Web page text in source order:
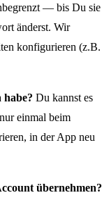
— bis Du sie
änderst. Wir
konfigurieren (z.B.
habe? Du kannst es
einmal beim
in der App neu
übernehmen?